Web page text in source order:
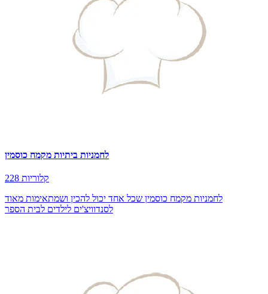
לחמניות ביתיות מקמח כוסמין
228 קלוריות
לחמניות מקמח כוסמין שכל אחד יכול להכין ושמתאימות מאוד
לסנדוויצ'ים לילדים לבית הספר